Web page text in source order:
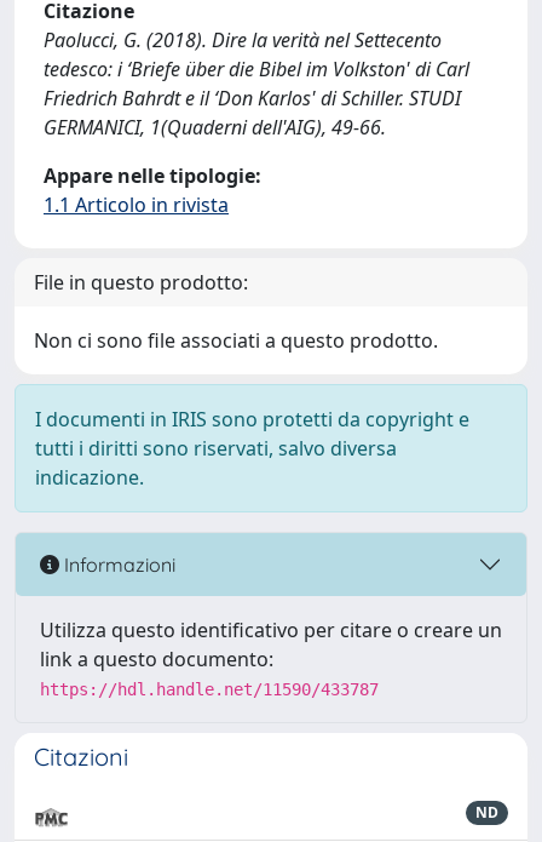
Citazione
Paolucci, G. (2018). Dire la verità nel Settecento
tedesco: i ‘Briefe über die Bibel im Volkston' di Carl
Friedrich Bahrdt e il ‘Don Karlos' di Schiller. STUDI
GERMANICI, 1(Quaderni dell'AIG), 49-66.
Appare nelle tipologie:
1.1 Articolo in rivista
File in questo prodotto:
Non ci sono file associati a questo prodotto.
I documenti in IRIS sono protetti da copyright e
tutti i diritti sono riservati, salvo diversa
indicazione.
Informazioni
Utilizza questo identificativo per citare o creare un
link a questo documento:
https://hdl.handle.net/11590/433787
Citazioni
ND